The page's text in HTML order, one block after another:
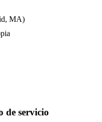
MA)
de servicio